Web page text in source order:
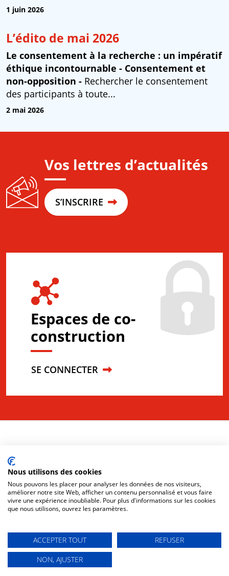
1 juin 2026
L’édito de mai 2026
Le consentement à la recherche : un impératif
éthique incontournable - Consentement et
non-opposition - Rechercher le consentement
des participants à toute...
2 mai 2026
Vos lettres d’actualités
S’INSCRIRE
Espaces de co-
construction
SE CONNECTER
CONTACT
POLITIQUE DES COOKIES
Nous utilisons des cookies
Nous pouvons les placer pour analyser les données de nos visiteurs,
améliorer notre site Web, afficher un contenu personnalisé et vous faire
vivre une expérience inoubliable. Pour plus d'informations sur les cookies
que nous utilisons, ouvrez les paramètres.
ACCEPTER TOUT
REFUSER
NON, AJUSTER